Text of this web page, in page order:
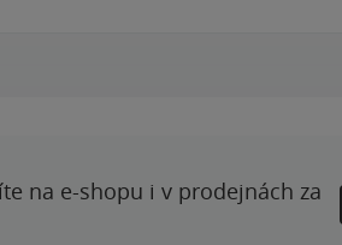
na e-shopu i v prodejnách za